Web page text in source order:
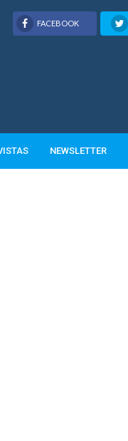
FACEBOOK
NEWSLETTER